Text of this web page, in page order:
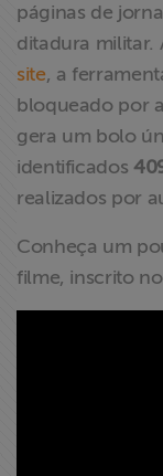
páginas de
ditadura militar.
site, a
bloqueado por
gera um bolo
identificados
realizados por
Conheça um
filme, inscrito